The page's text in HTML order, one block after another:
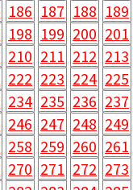
186 187 188 189
198 199 200 201
210 211 212 213
222 223 224 225
234 235 236 237
246 247 248 249
258 259 260 261
270 271 272 273